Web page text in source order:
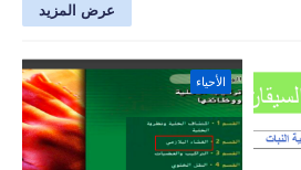
عرض المزيد
الأحياء